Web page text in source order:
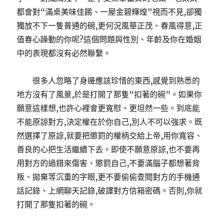
都會對“滿桌美味佳餚、一屋金碧輝煌”視而不見,卻獨
獨放不下一隻普通的碗,更何況風華正茂、春風得意,正
值春心躁動的你呢?這個問題與性別、年齡及你在婚姻
中的表現都沒有必然聯繫。
很多人忽略了身邊應該珍惜的東西,感覺到熟悉的
地方沒有了風景,於是打開了那隻“扣著的碗”。如果你
願意這樣想,也許心裡會更寬慰、更坦然一些。到底能
不能原諒對方,決定權在於你自己,別人不可以強求。既
然選擇了原諒,就要把懲罰的權柄交給上帝,用你寬容、
善良的心把生活繼續下去。即使不願意原諒,也不要再
用對方的過錯來傷害、懲罰自己,不要滿腦子都想著背
叛、拋棄等沉重的字眼,更不要偷偷查閱對方的手機通
話記錄、上網聊天記錄,破譯對方信箱密碼。否則,你就
打開了那隻扣著的碗。